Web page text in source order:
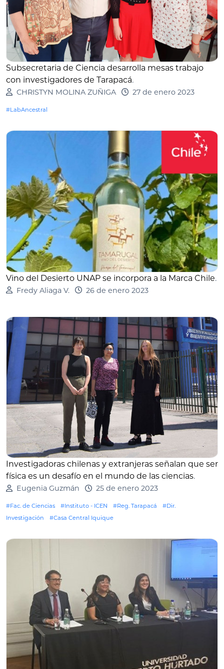
Subsecretaria de Ciencia desarrolla mesas trabajo
con investigadores de Tarapacá.
CHRISTYN MOLINA ZUÑIGA 27 de enero 2023
#LabAncestral
Vino del Desierto UNAP se incorpora a la Marca Chile.
Fredy Aliaga V. 26 de enero 2023
Investigadoras chilenas y extranjeras señalan que ser
física es un desafío en el mundo de las ciencias.
Eugenia Guzmán 25 de enero 2023
#Fac. de Ciencias #Instituto - ICEN #Reg. Tarapacá
#Dir.
Investigación
#Casa Central Iquique